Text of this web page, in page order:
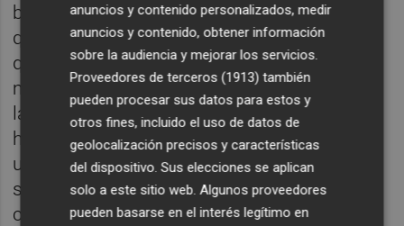
banderas de diferentes países. Con esto
quiere reflejar los diferentes tipos de control
que el poder ejerce sobre el cuerpo de la
mujer. El racismo, la religión, los derechos o
la violencia son solo algunas de las
herramientas movilizadoras que han
utilizado para "despatriarcalizar" su cuerpo y
su vida. Una agresión que se regula por
costumbres, por la moralidad o educación
anuncios y contenido personalizados, medir
anuncios y contenido, obtener información
sobre la audiencia y mejorar los servicios.
Proveedores de terceros (1913) también
pueden procesar sus datos para estos y
otros fines, incluido el uso de datos de
geolocalización precisos y características
del dispositivo. Sus elecciones se aplican
solo a este sitio web. Algunos proveedores
pueden basarse en el interés legítimo en